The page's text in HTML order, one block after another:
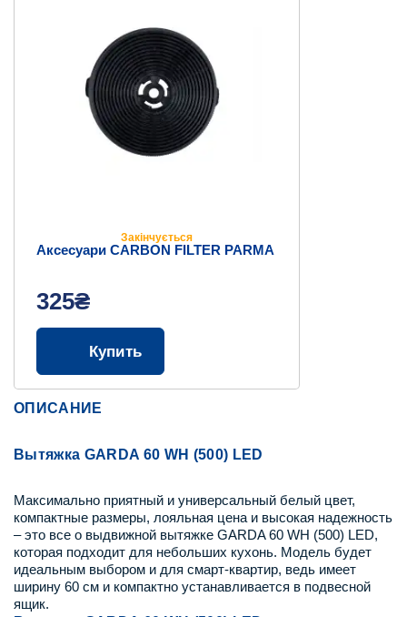
Закінчується
Аксесуари СARBON FILTER PARMA
325₴
Купить
ОПИСАНИЕ
Вытяжка GARDA 60 WH (500) LED
Максимально приятный и универсальный белый цвет,
компактные размеры, лояльная цена и высокая надежность
– это все о выдвижной вытяжке GARDA 60 WH (500) LED,
которая подходит для небольших кухонь. Модель будет
идеальным выбором и для смарт-квартир, ведь имеет
ширину 60 см и компактно устанавливается в подвесной
ящик.